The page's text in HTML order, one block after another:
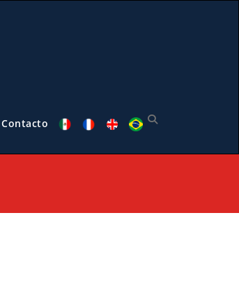
Contacto